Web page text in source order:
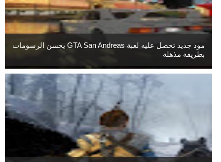
مود جديد تحصل عليه لعبة GTA San Andreas يحسن الرسومات
بطريقة مذهلة